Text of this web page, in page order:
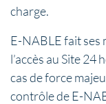
charge.
E-NABLE fait
l’accès au Site 24
cas de force
contrôle de E-